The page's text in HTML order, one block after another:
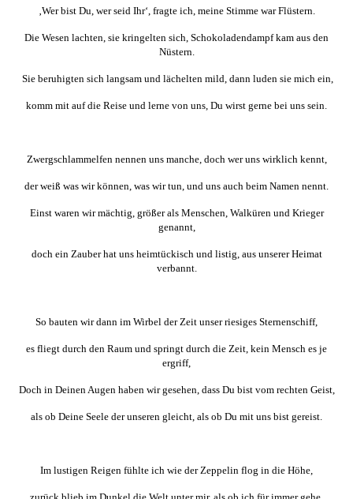
‚Wer bist Du, wer seid Ihr‘, fragte ich, meine Stimme war Flüstern.
Die Wesen lachten, sie kringelten sich, Schokoladendampf kam aus den
Nüstern.
Sie beruhigten sich langsam und lächelten mild, dann luden sie mich ein,
komm mit auf die Reise und lerne von uns, Du wirst gerne bei uns sein.
Zwergschlammelfen nennen uns manche, doch wer uns wirklich kennt,
der weiß was wir können, was wir tun, und uns auch beim Namen nennt.
Einst waren wir mächtig, größer als Menschen, Walküren und Krieger
genannt,
doch ein Zauber hat uns heimtückisch und listig, aus unserer Heimat
verbannt.
So bauten wir dann im Wirbel der Zeit unser riesiges Sternenschiff,
es fliegt durch den Raum und springt durch die Zeit, kein Mensch es je
ergriff,
Doch in Deinen Augen haben wir gesehen, dass Du bist vom rechten Geist,
als ob Deine Seele der unseren gleicht, als ob Du mit uns bist gereist.
Im lustigen Reigen fühlte ich wie der Zeppelin flog in die Höhe,